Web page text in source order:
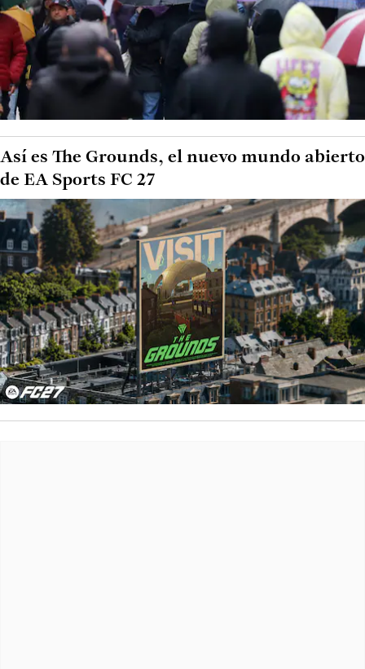
Así es The Grounds, el nuevo mundo abierto
de EA Sports FC 27